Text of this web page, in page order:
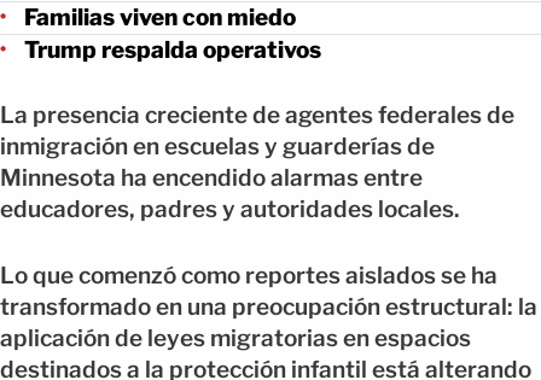
Familias viven con miedo
Trump respalda operativos
La presencia creciente de agentes federales de
inmigración en escuelas y guarderías de
Minnesota ha encendido alarmas entre
educadores, padres y autoridades locales.
Lo que comenzó como reportes aislados se ha
transformado en una preocupación estructural: la
aplicación de leyes migratorias en espacios
destinados a la protección infantil está alterando